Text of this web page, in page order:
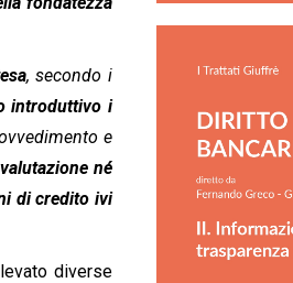
, secondo i
introduttivo i
e
né
di credito ivi
diverse